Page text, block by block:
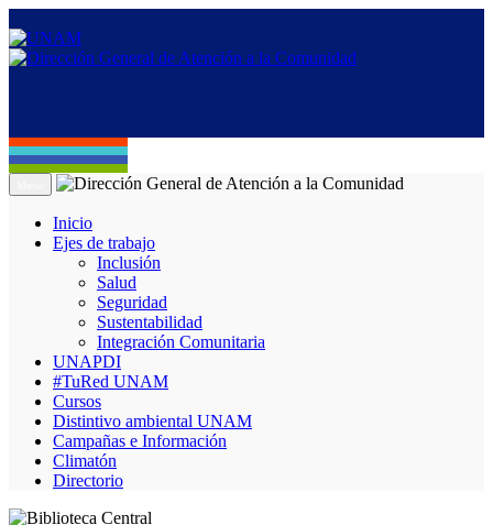
Inicio
Ejes de trabajo
Inclusión
Salud
Seguridad
Sustentabilidad
Integración Comunitaria
UNAPDI
#TuRed UNAM
Cursos
Distintivo ambiental UNAM
Campañas e Información
Climatón
Directorio